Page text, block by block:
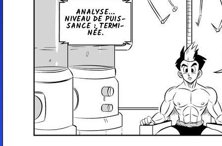
ANALYSE…
NIVEAU DE PUIS­
SANCE : TER­MI­
NÉE.